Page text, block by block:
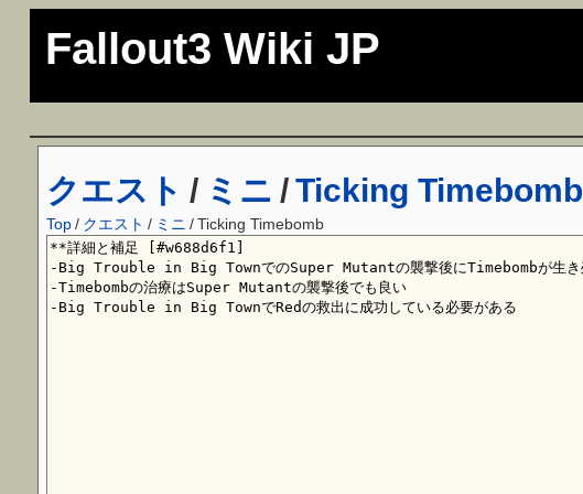
Fallout3 Wiki JP
クエスト / ミニ /Ticking Timebomb
Top/ クエスト / ミニ / Ticking Timebomb